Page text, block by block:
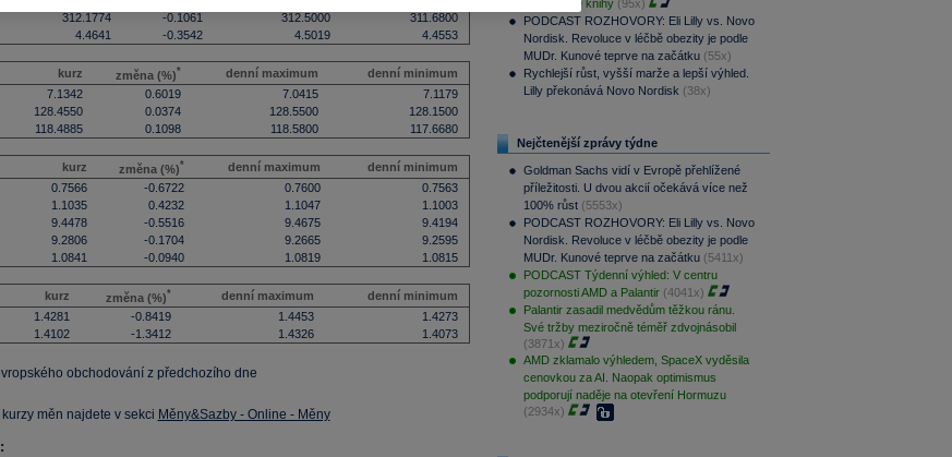
312.1774 -0.1061 312.5000
311.6800
4.4641 -0.3542 4.5019 4.4553
kurz změna (%)* denní maximum
denní minimum
7.1342 0.6019 7.0415
7.1179
128.4550 0.0374 128.5500
128.1500
118.4885 0.1098 118.5800 117.6680
kurz změna (%)* denní maximum
denní minimum
0.7566 -0.6722 0.7600
0.7563
1.1035 0.4232 1.1047
1.1003
9.4478 -0.5516 9.4675
9.4194
9.2806 -0.1704 9.2665
9.2595
1.0841 -0.0940 1.0819 1.0815
kurz změna (%)* denní maximum
denní minimum
1.4281 -0.8419 1.4453
1.4273
1.4102 -1.3412 1.4326 1.4073
obchodování z předchozího dne
měn najdete v sekci Měny&Sazby - Online - Měny
zakázkové knihy (95x)
PODCAST ROZHOVORY: Eli Lilly vs. Novo
Nordisk. Revoluce v léčbě obezity je podle
MUDr. Kunové teprve na začátku (55x)
Rychlejší růst, vyšší marže a lepší výhled.
Lilly překonává Novo Nordisk (38x)
Nejčtenější zprávy týdne
Goldman Sachs vidí v Evropě přehlížené
příležitosti. U dvou akcií očekává více než
100% růst (5553x)
PODCAST ROZHOVORY: Eli Lilly vs. Novo
Nordisk. Revoluce v léčbě obezity je podle
MUDr. Kunové teprve na začátku (5411x)
PODCAST Týdenní výhled: V centru
pozornosti AMD a Palantir (4041x)
Palantir zasadil medvědům těžkou ránu.
Své tržby meziročně téměř zdvojnásobil
(3871x)
AMD zklamalo výhledem, SpaceX vyděsila
cenovkou za AI. Naopak optimismus
podporují naděje na otevření Hormuzu
(2934x)